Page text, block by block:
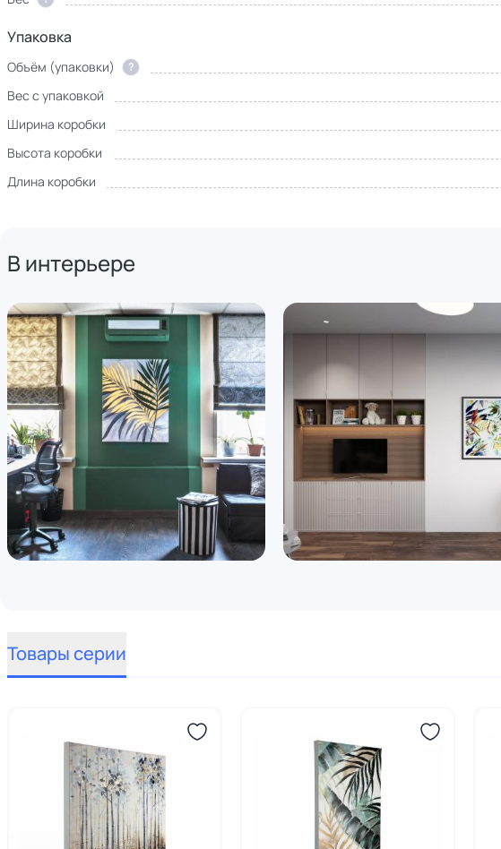
Упаковка
Объём (упаковки) ?
Вес с упаковкой
Ширина коробки
Высота коробки
Длина коробки
В интерьере
Товары серии